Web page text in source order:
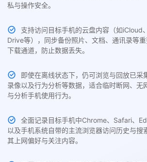
私与操作安全。
支持访问目标手机的云盘内容（如iCloud
Drive等），同步备份照片、文档、通讯录等
下载通道，防止数据丢失。
即使在离线状态下，仍可浏览与回放已采
录像以及行为分析等数据，适合临时断网、无
与分析手机使用行为。
全面记录目标手机中Chrome、Safari、
以及手机系统自带的主流浏览器访问历史与搜
其上网偏好与关注内容。